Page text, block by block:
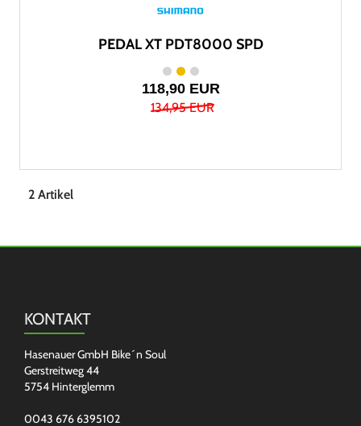
PEDAL XT PDT8000 SPD
118,90 EUR
134,95 EUR
2 Artikel
KONTAKT
Hasenauer GmbH Bike´n Soul
Gerstreitweg 44
5754 Hinterglemm
0043 676 6395102